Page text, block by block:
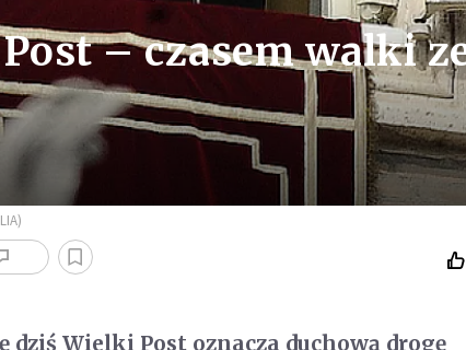
– czasem walki
dziś Wielki Post oznacza duchową drogę